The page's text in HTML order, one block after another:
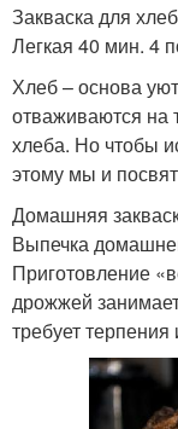
Закваска для
Легкая 40 мин. 4
Хлеб – основа
отваживаются на
хлеба. Но чтобы
этому мы и
Домашняя
Выпечка
Приготовление
дрожжей
требует